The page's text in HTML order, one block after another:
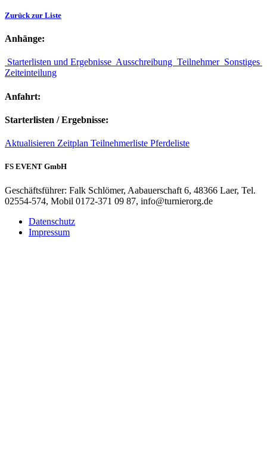
Zurück zur Liste
Anhänge:
Starterlisten und Ergebnisse Ausschreibung Teilnehmer Sonstiges
Zeiteinteilung
Anfahrt:
Starterlisten / Ergebnisse:
Aktualisieren Zeitplan Teilnehmerliste Pferdeliste
FS EVENT GmbH
Geschäftsführer: Falk Schlömer, Aabauerschaft 6, 48366 Laer, Tel.
02554-574, Mobil 0172-371 09 87, info@turnierorg.de
Datenschutz
Impressum